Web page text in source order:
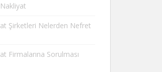
Şirketleri Nelerden Nefret
Firmalarına Sorulması